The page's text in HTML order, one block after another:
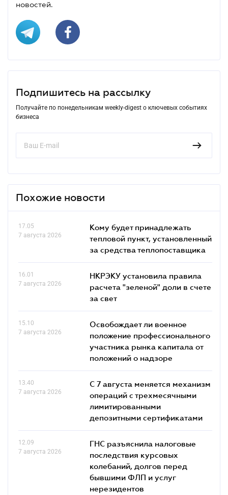
новостей.
Подпишитесь на рассылку
Получайте по понедельникам weekly-digest о ключевых событиях
бизнеса
Похожие новости
17.05
7 августа 2026
Кому будет принадлежать
тепловой пункт, установленный
за средства теплопоставщика
16.01
7 августа 2026
НКРЭКУ установила правила
расчета "зеленой" доли в счете
за свет
15.10
7 августа 2026
Освобождает ли военное
положение профессионального
участника рынка капитала от
положений о надзоре
13.40
7 августа 2026
С 7 августа меняется механизм
операций с трехмесячными
лимитированными
депозитными сертификатами
12.09
7 августа 2026
ГНС разъяснила налоговые
последствия курсовых
колебаний, долгов перед
бывшими ФЛП и услуг
нерезидентов